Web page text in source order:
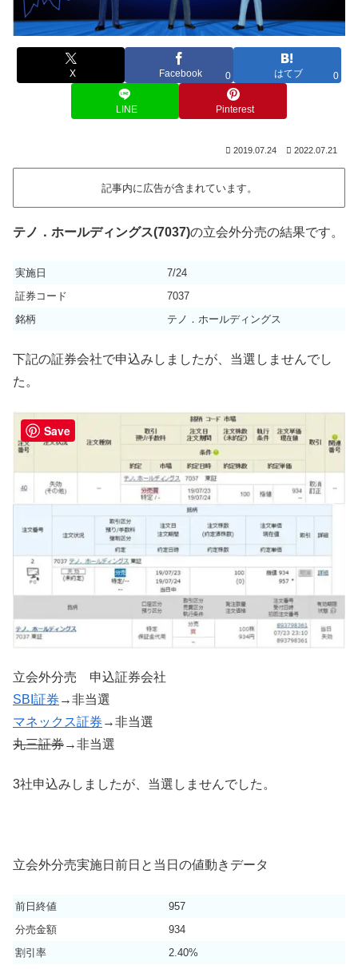
X Facebook 0 はてブ 0
LINE Pinterest
2019.07.24 2022.07.21
記事内に広告が含まれています。
テノ．ホールディングス(7037)の立会外分売の結果です。
実施日
7/24
証券コード
7037
銘柄
テノ．ホールディングス
下記の証券会社で申込みしましたが、当選しませんでし
た。
立会外分売 申込証券会社
SBI証券 →非当選
マネックス証券 →非当選
丸三証券→非当選
3社申込みしましたが、当選しませんでした。
立会外分売実施日前日と当日の値動きデータ
前日終値
957
分売金額
934
割引率
2.40%
Save